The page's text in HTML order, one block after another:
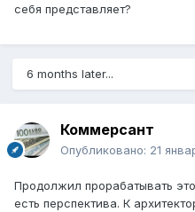
себя представляет?
6 months later...
Коммерсант
Опубликовано: 21
Продолжил прорабатывать
есть перспектива. К